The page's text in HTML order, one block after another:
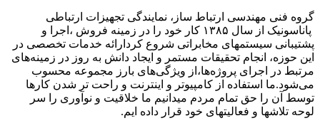
گروه فنی مهندسی ارتباط ساز، نمایندگی تجهیزات ارتباطی
پاناسونیک از سال ۱۳۸۵ کار خود را در زمینه فروش ،اجرا و
پشتیبانی سیستمهای مخابراتی شروع کردارائه خدمات تخصصی در
این حوزه، انجام تحقیقات مستمر و ایجاد دانش به‌ روز در زمینه‌های
مرتبط در اجرای پروژه‌ها،از ویژگی‌های بارز مجموعه محسوب
می‌شود.ما استفاده از کامپیوتر و اینترنت و راحت تر شدن کارها
توسط آن را حق تمام مردم میدانیم ما خلاقیت و نوآوری را سر
لوحه تلاشها و فعالیتهای خود قرار داده ایم.